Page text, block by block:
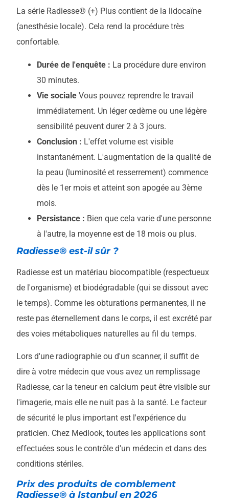
La série Radiesse® (+) Plus contient de la lidocaïne
(anesthésie locale). Cela rend la procédure très
confortable.
Durée de l'enquête : La procédure dure environ
30 minutes.
Vie sociale Vous pouvez reprendre le travail
immédiatement. Un léger œdème ou une légère
sensibilité peuvent durer 2 à 3 jours.
Conclusion : L'effet volume est visible
instantanément. L'augmentation de la qualité de
la peau (luminosité et resserrement) commence
dès le 1er mois et atteint son apogée au 3ème
mois.
Persistance : Bien que cela varie d'une personne
à l'autre, la moyenne est de 18 mois ou plus.
Radiesse® est-il sûr ?
Radiesse est un matériau biocompatible (respectueux
de l'organisme) et biodégradable (qui se dissout avec
le temps). Comme les obturations permanentes, il ne
reste pas éternellement dans le corps, il est excrété par
des voies métaboliques naturelles au fil du temps.
Lors d'une radiographie ou d'un scanner, il suffit de
dire à votre médecin que vous avez un remplissage
Radiesse, car la teneur en calcium peut être visible sur
l'imagerie, mais elle ne nuit pas à la santé. Le facteur
de sécurité le plus important est l'expérience du
praticien. Chez Medlook, toutes les applications sont
effectuées sous le contrôle d'un médecin et dans des
conditions stériles.
Prix des produits de comblement
Radiesse® à Istanbul en 2026